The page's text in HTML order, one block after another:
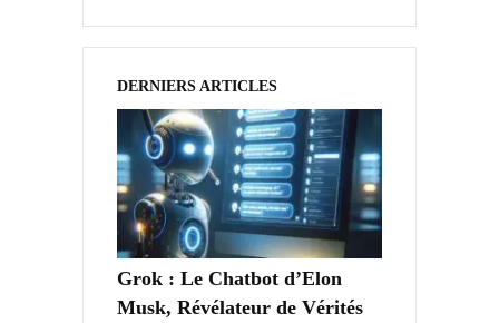
DERNIERS ARTICLES
Grok : Le Chatbot d’Elon
Musk, Révélateur de Vérités